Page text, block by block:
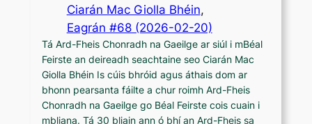
Ciarán Mac Giolla Bhéin
Eagrán #68 (2026-02-20)
Tá Ard-Fheis Chonradh na Gaeilge ar siúl i mBéal
Feirste an deireadh seachtaine seo Ciarán Mac
Giolla Bhéin Is cúis bhróid agus áthais dom ar
bhonn pearsanta fáilte a chur roimh Ard-Fheis
Chonradh na Gaeilge go Béal Feirste cois cuain i
mbliana. Tá 30 bliain ann ó bhí an Ard-Fheis sa